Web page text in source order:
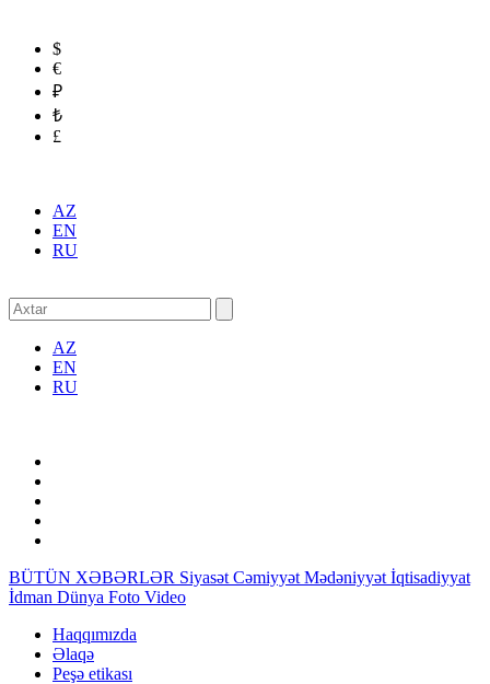
$
€
₽
₺
£
AZ
EN
RU
AZ
EN
RU
BÜTÜN XƏBƏRLƏR Siyasət Cəmiyyət Mədəniyyət İqtisadiyyat
İdman Dünya Foto Video
Haqqımızda
Əlaqə
Peşə etikası